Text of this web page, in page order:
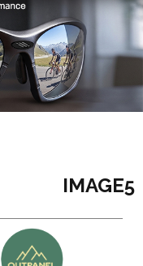
IMAGE5